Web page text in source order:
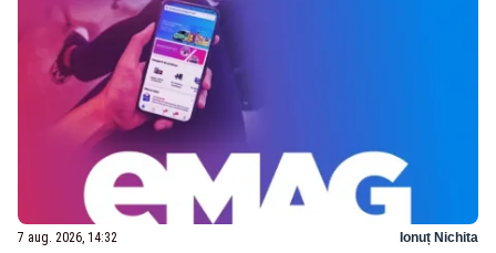
7 aug. 2026, 14:32 Ionuț Nichita